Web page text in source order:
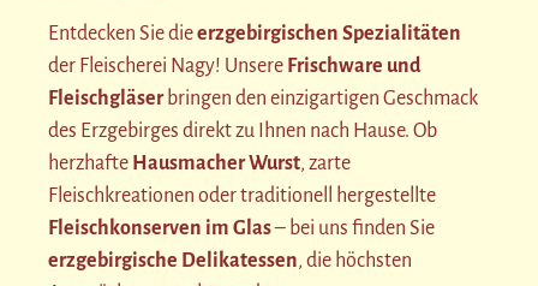
Entdecken Sie dieerzgebirgischen Spezialitäten
der Fleischerei Nagy! Unsere Frischware und
Fleischgläserbringen den einzigartigen Geschmack
des Erzgebirges direkt zu Ihnen nach Hause. Ob
herzhafte Hausmacher Wurst, zarte
Fleischkreationen oder traditionell hergestellte
Fleischkonserven im Glas– bei uns finden Sie
erzgebirgische Delikatessen, die höchsten